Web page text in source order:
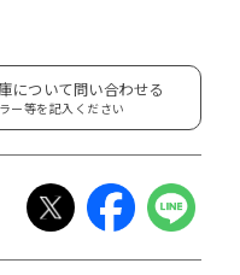
について問い合わせる
ー等を記入ください